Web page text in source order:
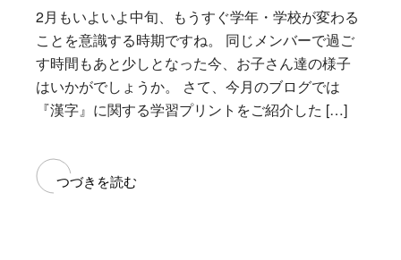
2月もいよいよ中旬、もうすぐ学年・学校が変わる
ことを意識する時期ですね。 同じメンバーで過ご
す時間もあと少しとなった今、お子さん達の様子
はいかがでしょうか。 さて、今月のブログでは
『漢字』に関する学習プリントをご紹介した […]
つづきを読む